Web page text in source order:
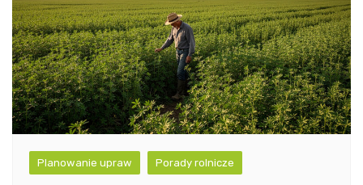
Planowanie upraw Porady rolnicze